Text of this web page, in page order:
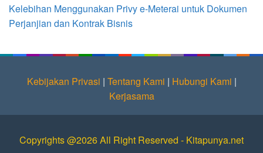
Kelebihan Menggunakan Privy e-Meterai untuk Dokumen
Perjanjian dan Kontrak Bisnis
Kebijakan Privasi | Tentang Kami | Hubungi Kami |
Kerjasama
Copyrights @2026 All Right Reserved - Kitapunya.net